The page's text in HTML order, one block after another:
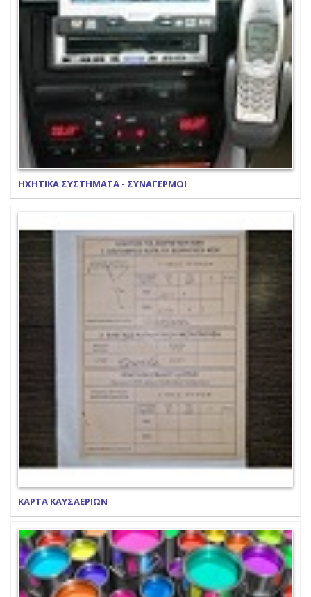
ΗΧΗΤΙΚΑ ΣΥΣΤΗΜΑΤΑ - ΣΥΝΑΓΕΡΜΟΙ
ΚΑΡΤΑ ΚΑΥΣΑΕΡΙΩΝ